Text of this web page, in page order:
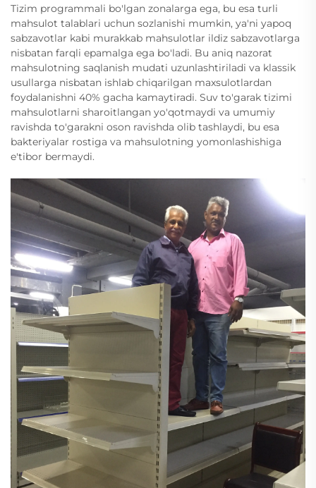
Tizim programmali bo'lgan zonalarga ega, bu esa turli
mahsulot talablari uchun sozlanishi mumkin, ya'ni yapoq
sabzavotlar kabi murakkab mahsulotlar ildiz sabzavotlarga
nisbatan farqli epamalga ega bo'ladi. Bu aniq nazorat
mahsulotning saqlanish mudati uzunlashtiriladi va klassik
usullarga nisbatan ishlab chiqarilgan maxsulotlardan
foydalanishni 40% gacha kamaytiradi. Suv to'garak tizimi
mahsulotlarni sharoitlangan yo'qotmaydi va umumiy
ravishda to'garakni oson ravishda olib tashlaydi, bu esa
bakteriyalar rostiga va mahsulotning yomonlashishiga
e'tibor bermaydi.